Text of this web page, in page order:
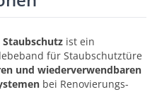
ist ein
für Staubschutztüre
und wiederverwendbaren
bei Renovierungs-